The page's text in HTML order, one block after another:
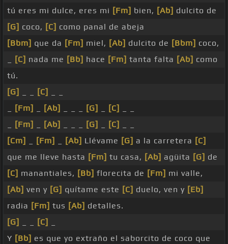
tú eres mi dulce, eres mi [Fm] bien, [Ab] dulcito de
[G] coco, [C] como panal de abeja
[Bbm] que da [Fm] miel, [Ab] dulcito de [Bbm] coco,
[C] nada me [Bb] hace [Fm] tanta falta [Ab] como
tú.
[G]
[C]
[Fm] [Ab] [G] [C]
[Fm] [Ab] [G] [C]
[Cm]
[Fm] [Ab] Llévame [G] a la carretera [C]
que me lleve hasta [Fm] tu casa, [Ab] agüita [G] de
[C] manantiales, [Bb] florecita de [Fm] mi valle,
[Ab] ven y [G] quítame este [C] duelo, ven y [Eb]
radia [Fm] tus [Ab] detalles.
[G]
[C]
Y [Bb] es que yo extraño el saborcito de coco que